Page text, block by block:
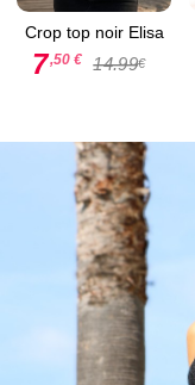
Crop top noir Elisa
7,50 € 14.99€